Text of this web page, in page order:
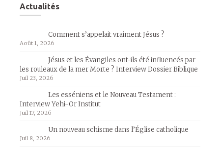
Actualités
Comment s’appelait vraiment Jésus ?
Août 1, 2026
Jésus et les Évangiles ont-ils été influencés par
les rouleaux de la mer Morte ? Interview Dossier Biblique
Juil 23, 2026
Les esséniens et le Nouveau Testament :
Interview Yehi-Or Institut
Juil 17, 2026
Un nouveau schisme dans l’Église catholique
Juil 8, 2026